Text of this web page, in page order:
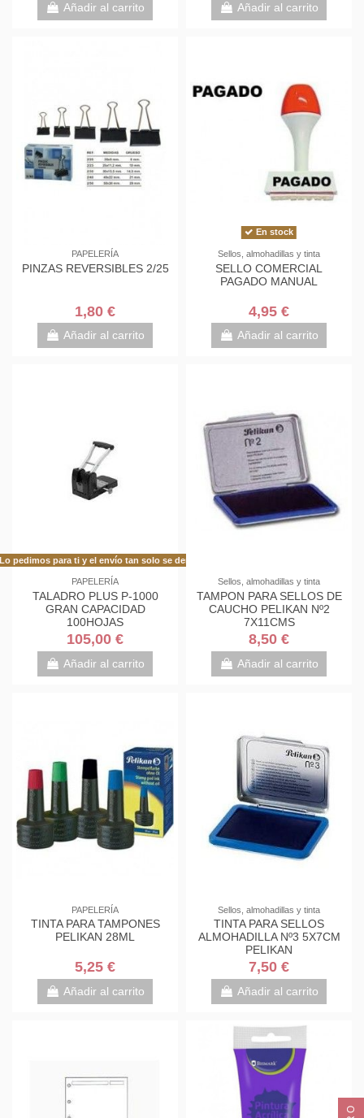
Añadir al carrito Añadir al carrito
PAPELERÍA
PINZAS REVERSIBLES 2/25
1,80 €
Añadir al carrito
En stock
Sellos, almohadillas y tinta
SELLO COMERCIAL
PAGADO MANUAL
4,95 €
Añadir al carrito
pedimos para ti y el envío tan solo se demora 48h más de lo habitual!
PAPELERÍA
TALADRO PLUS P-1000
GRAN CAPACIDAD
100HOJAS
105,00 €
Añadir al carrito
Sellos, almohadillas y tinta
TAMPON PARA SELLOS DE
CAUCHO PELIKAN Nº2
7X11CMS
8,50 €
Añadir al carrito
PAPELERÍA
TINTA PARA TAMPONES
PELIKAN 28ML
5,25 €
Añadir al carrito
Sellos, almohadillas y tinta
TINTA PARA SELLOS
ALMOHADILLA Nº3 5X7CM
PELIKAN
7,50 €
Añadir al carrito